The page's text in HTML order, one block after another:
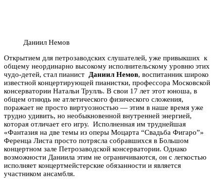
Даниил Немов
Открытием для петрозаводских слушателей, уже привыкших к
общему неординарно высокому исполнительскому уровню этих
чудо-детей, стал пианист Даниил Немов, воспитанник широко
известной концертирующей пианистки, профессора Московской
консерватории Натальи Трулль. В свои 17 лет этот юноша, в
общем отнюдь не атлетического физического сложения,
поражает не просто виртуозностью — этим в наше время уже
трудно удивить, но необыкновенной внутренней энергией,
которая отличает его игру. Исполненная им труднейшая
«Фантазия на две темы из оперы Моцарта “Свадьба Фигаро”»
Ференца Листа просто потрясла собравшихся в Большом
концертном зале Петрозаводской консерватории. Однако
возможности Даниила этим не ограничиваются, он с легкостью
исполняет концертмейстерские обязанности и является
участником ансамбля.